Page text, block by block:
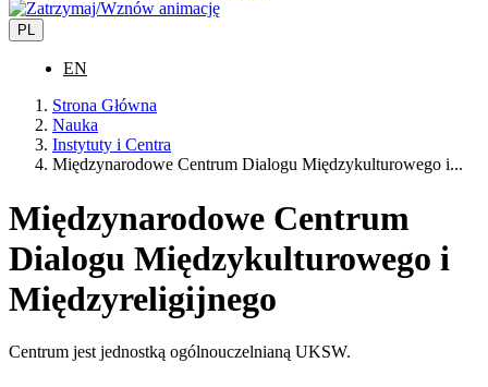
PL
EN
Strona Główna
Nauka
Instytuty i Centra
Międzynarodowe Centrum Dialogu Międzykulturowego i...
Międzynarodowe Centrum
Dialogu Międzykulturowego i
Międzyreligijnego
Centrum jest jednostką ogólnouczelnianą UKSW.